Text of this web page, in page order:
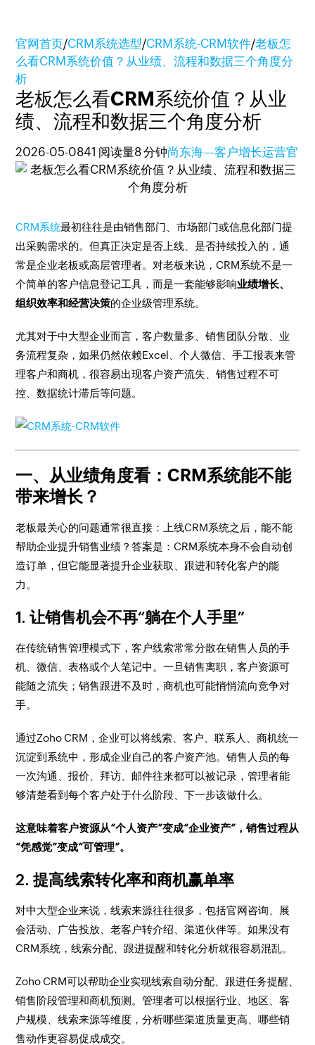
官网首页/CRM系统选型/CRM系统-CRM软件/老板怎
么看CRM系统价值？从业绩、流程和数据三个角度分
析
老板怎么看CRM系统价值？从业
绩、流程和数据三个角度分析
2026-05-0841 阅读量8 分钟尚东海—客户增长运营官
CRM系统最初往往是由销售部门、市场部门或信息化部门提
出采购需求的。但真正决定是否上线、是否持续投入的，通
常是企业老板或高层管理者。对老板来说，CRM系统不是一
个简单的客户信息登记工具，而是一套能够影响业绩增长、
组织效率和经营决策的企业级管理系统。
尤其对于中大型企业而言，客户数量多、销售团队分散、业
务流程复杂，如果仍然依赖Excel、个人微信、手工报表来管
理客户和商机，很容易出现客户资产流失、销售过程不可
控、数据统计滞后等问题。
一、从业绩角度看：CRM系统能不能
带来增长？
老板最关心的问题通常很直接：上线CRM系统之后，能不能
帮助企业提升销售业绩？答案是：CRM系统本身不会自动创
造订单，但它能显著提升企业获取、跟进和转化客户的能
力。
1. 让销售机会不再“躺在个人手里”
在传统销售管理模式下，客户线索常常分散在销售人员的手
机、微信、表格或个人笔记中。一旦销售离职，客户资源可
能随之流失；销售跟进不及时，商机也可能悄悄流向竞争对
手。
通过Zoho CRM，企业可以将线索、客户、联系人、商机统一
沉淀到系统中，形成企业自己的客户资产池。销售人员的每
一次沟通、报价、拜访、邮件往来都可以被记录，管理者能
够清楚看到每个客户处于什么阶段、下一步该做什么。
这意味着客户资源从“个人资产”变成“企业资产”，销售过程从
“凭感觉”变成“可管理”。
2. 提高线索转化率和商机赢单率
对中大型企业来说，线索来源往往很多，包括官网咨询、展
会活动、广告投放、老客户转介绍、渠道伙伴等。如果没有
CRM系统，线索分配、跟进提醒和转化分析就很容易混乱。
Zoho CRM可以帮助企业实现线索自动分配、跟进任务提醒、
销售阶段管理和商机预测。管理者可以根据行业、地区、客
户规模、线索来源等维度，分析哪些渠道质量更高、哪些销
售动作更容易促成成交。